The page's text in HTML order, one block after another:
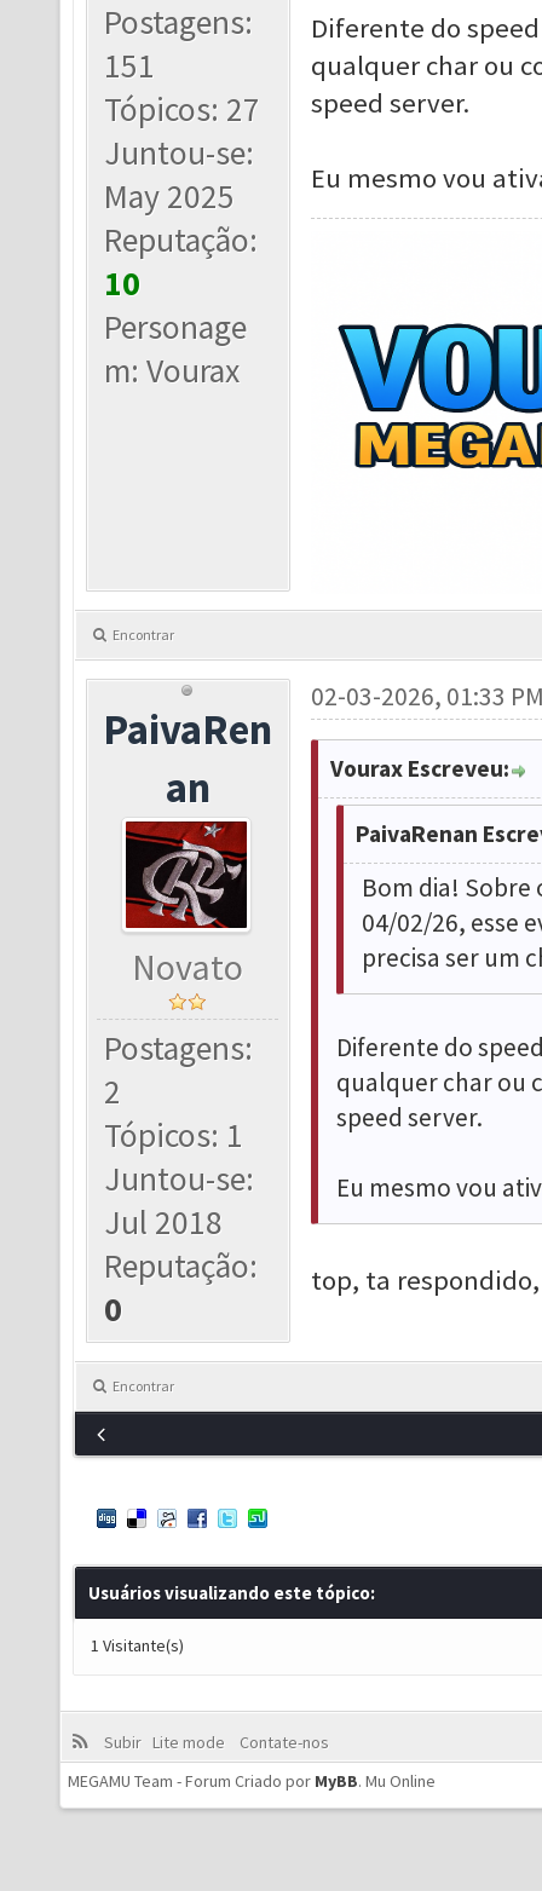
Postagens:
151
Tópicos: 27
Juntou-se:
May 2025
Reputação:
10
Personage
m: Vourax
Diferente do
qualquer char ou
speed server.
Eu mesmo vou
Encontrar
PaivaRen
an
Novato
Postagens:
2
Tópicos: 1
Juntou-se:
Jul 2018
Reputação:
0
02-03-2026, 01:33
Vourax Escreveu:
PaivaRenan
Bom dia! Sobre
04/02/26, esse
precisa ser um
Diferente do
qualquer char ou
speed server.
Eu mesmo vou
top, ta
Encontrar
Usuários visualizando este tópico:
1 Visitante(s)
Subir Lite mode
Contate-nos
MEGAMU Team - Forum Criado por MyBB. Mu Online